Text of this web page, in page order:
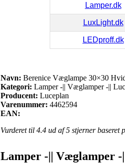
Lamper.dk
LuxLight.dk
LEDproff.dk
Navn: Berenice Væglampe 30×30
Kategori: Lamper -|| Væglamper -||
Producent: Luceplan
Varenummer: 4462594
EAN:
Vurderet til 4.4 ud af 5 stjerner baseret
Lamper -|| Væglamper